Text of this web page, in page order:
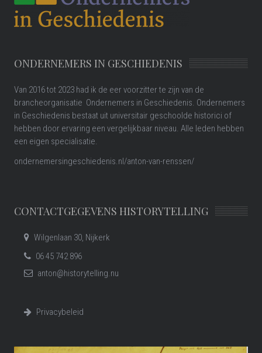
ONDERNEMERS IN GESCHIEDENIS
Van 2016 tot 2023 had ik de eer voorzitter te zijn van de
brancheorganisatie Ondernemers in Geschiedenis. Ondernemers
in Geschiedenis bestaat uit universitair geschoolde historici of
hebben door ervaring een vergelijkbaar niveau. Alle leden hebben
een eigen specialisatie.
ondernemersingeschiedenis.nl/anton-van-renssen/
CONTACTGEGEVENS HISTORYTELLING
Wilgenlaan 30, Nijkerk
06 45 742 896
anton@historytelling.nu
Privacybeleid